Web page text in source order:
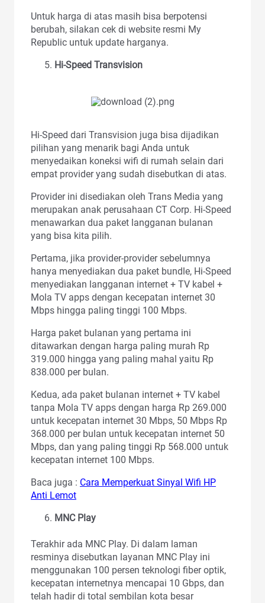
Untuk harga di atas masih bisa berpotensi
berubah, silakan cek di website resmi My
Republic untuk update harganya.
Hi-Speed Transvision
Hi-Speed dari Transvision juga bisa dijadikan
pilihan yang menarik bagi Anda untuk
menyedaikan koneksi wifi di rumah selain dari
empat provider yang sudah disebutkan di atas.
Provider ini disediakan oleh Trans Media yang
merupakan anak perusahaan CT Corp. Hi-Speed
menawarkan dua paket langganan bulanan
yang bisa kita pilih.
Pertama, jika provider-provider sebelumnya
hanya menyediakan dua paket bundle, Hi-Speed
menyediakan langganan internet + TV kabel +
Mola TV apps dengan kecepatan internet 30
Mbps hingga paling tinggi 100 Mbps.
Harga paket bulanan yang pertama ini
ditawarkan dengan harga paling murah Rp
319.000 hingga yang paling mahal yaitu Rp
838.000 per bulan.
Kedua, ada paket bulanan internet + TV kabel
tanpa Mola TV apps dengan harga Rp 269.000
untuk kecepatan internet 30 Mbps, 50 Mbps Rp
368.000 per bulan untuk kecepatan internet 50
Mbps, dan yang paling tinggi Rp 568.000 untuk
kecepatan internet 100 Mbps.
Baca juga : Cara Memperkuat Sinyal Wifi HP
Anti Lemot
MNC Play
Terakhir ada MNC Play. Di dalam laman
resminya disebutkan layanan MNC Play ini
menggunakan 100 persen teknologi fiber optik,
kecepatan internetnya mencapai 10 Gbps, dan
telah hadir di total sembilan kota besar